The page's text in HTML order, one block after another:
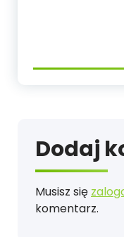
Dodaj
Musisz się
komentarz.